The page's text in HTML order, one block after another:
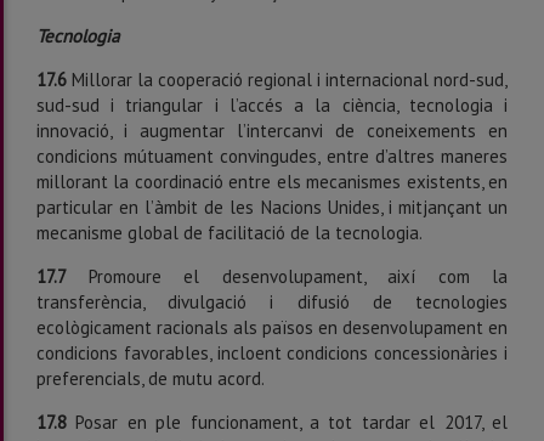
Tecnologia
17.6 Millorar la cooperació regional i internacional nord-sud,
sud-sud i triangular i l’accés a la ciència, tecnolo­gia i
innovació, i augmentar l’intercanvi de coneixements en
condicions mútuament convingudes, entre d’altres maneres
millorant la coordinació entre els mecanismes existents, en
particular en l’àmbit de les Nacions Unides, i mitjançant un
mecanisme global de facilitació de la tecnologia.
17.7 Promoure el desenvolupament, així com la
transferència, divulgació i difusió de tecnologies
ecològicament racionals als països en desenvolupament en
condicions favorables, incloent condicions concessionàries i
prefe­rencials, de mutu acord.
17.8 Posar en ple funcionament, a tot tardar el 2017, el